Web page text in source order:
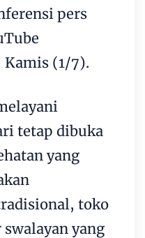
pers
Kamis (1/7).
tetap dibuka
yang
toko
yang